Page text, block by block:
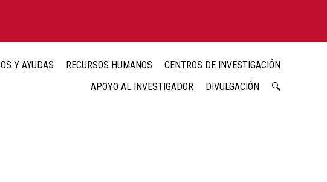
Y AYUDAS RECURSOS HUMANOS
CENTROS DE INVESTIGACIÓN
APOYO AL INVESTIGADOR
DIVULGACIÓN 🔍